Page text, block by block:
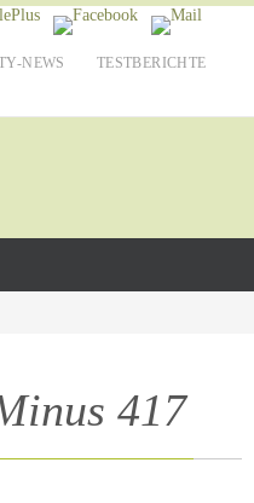
NEWS
TESTBERICHTE
417